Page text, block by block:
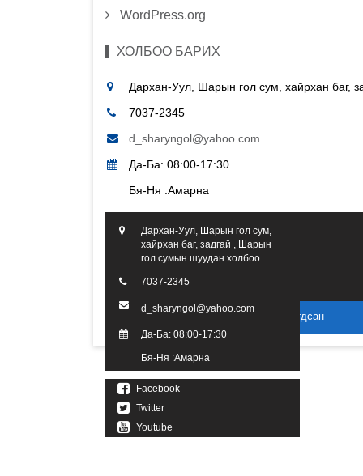
WordPress.org
ХОЛБОО БАРИХ
Дархан-Уул, Шарын гол сум, хайрхан баг,
7037-2345
d_sharyngol@yahoo.com
Да-Ба: 08:00-17:30
Бя-Ня :Амарна
Дархан-Уул, Шарын гол сум,
хайрхан баг, задгай , Шарын
гол сумын шуудан холбоо
7037-2345
d_sharyngol@yahoo.com
Да-Ба: 08:00-17:30
Бя-Ня :Амарна
Facebook
Twitter
Youtube
2016 он. Бүх эрх хуулиар хамгаалагдсан